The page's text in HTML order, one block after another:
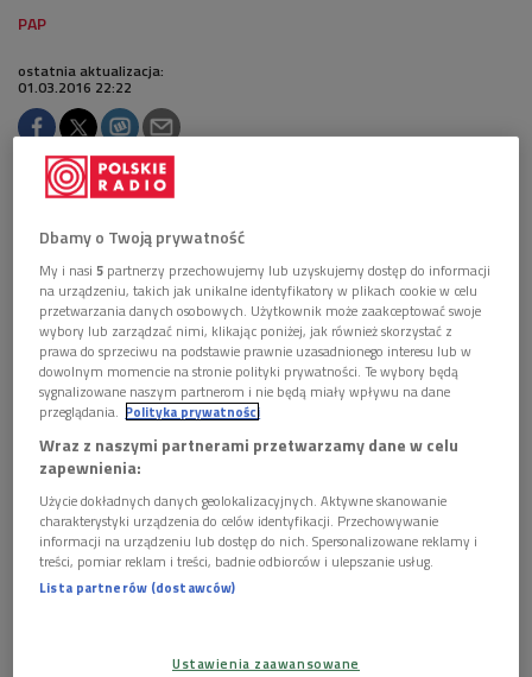
ostatnia aktualizacja:
01.03.2016 22:22
Naukowcy z Instytutu Pasteura w Paryżu
potwierdzili po raz pierwszy możliwy związek między
zarażeniem wirusem Zika a ciężkim schorzeniem
neurologicznym zwanym zespołem Guillaine'a-
Barrego. Wyniki badań opublikował brytyjski
tygodnik medyczny "The Lancet".
Nie ma szczepionki przeciw temu wirusowi
Dbamy o Twoją prywatność
My i nasi5 partnerzy przechowujemy lub uzyskujemy dostęp do informacji
na urządzeniu, takich jak unikalne identyfikatory w plikach cookie w celu
przetwarzania danych osobowych. Użytkownik może zaakceptować swoje
wybory lub zarządzać nimi, klikając poniżej, jak również skorzystać z
prawa do sprzeciwu na podstawie prawnie uzasadnionego interesu lub w
dowolnym momencie na stronie polityki prywatności. Te wybory będą
sygnalizowane naszym partnerom i nie będą miały wpływu na dane
przeglądania. Polityka prywatności
Wraz z naszymi partnerami przetwarzamy dane w celu
zapewnienia:
Użycie dokładnych danych geolokalizacyjnych. Aktywne skanowanie
charakterystyki urządzenia do celów identyfikacji. Przechowywanie
informacji na urządzeniu lub dostęp do nich. Spersonalizowane reklamy i
treści, pomiar reklam i treści, badnie odbiorców i ulepszanie usług.
Lista partnerów (dostawców)
Ustawienia zaawansowane